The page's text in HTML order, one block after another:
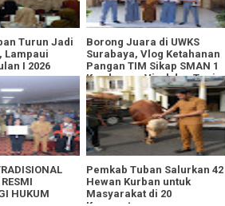
Turun Jadi
Lampaui
I 2026
​Borong Juara di UWKS
Surabaya, Vlog Ketahanan
Pangan TIM Sikap SMAN 1
Kenduruan Viral dan Tuai
Pujian
HUKUM
Pemkab Tuban Salurkan 42
Hewan Kurban untuk
Masyarakat di 20